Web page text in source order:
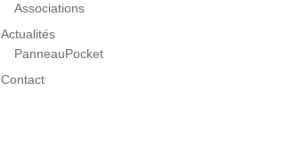
Associations
Actualités
PanneauPocket
Contact